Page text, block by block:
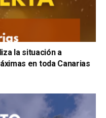
la situación a
en toda Canarias